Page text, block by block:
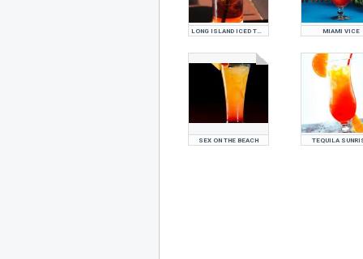
MIAMI VICE
SEX ON THE BEACH TEQUILA